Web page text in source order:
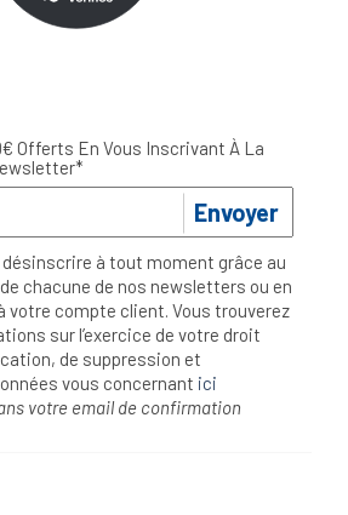
Offerts En Vous Inscrivant À La
Envoyer
désinscrire à tout moment grâce au
chacune de nos newsletters ou en
votre compte client. Vous trouverez
sur l’exercice de votre droit
de suppression et
vous concernant ici
votre email de confirmation